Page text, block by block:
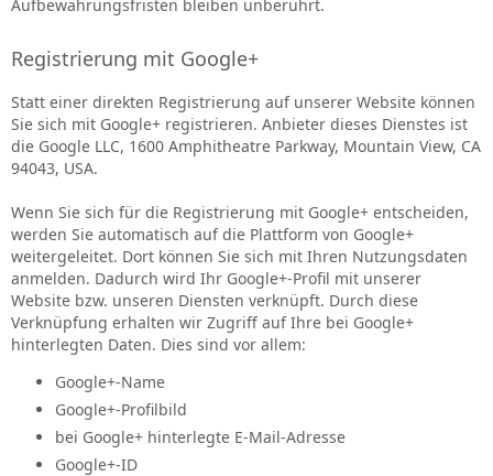
Aufbewahrungsfristen bleiben unberührt.
Registrierung mit Google+
Statt einer direkten Registrierung auf unserer Website können
Sie sich mit Google+ registrieren. Anbieter dieses Dienstes ist
die Google LLC, 1600 Amphitheatre Parkway, Mountain View, CA
94043, USA.
Wenn Sie sich für die Registrierung mit Google+ entscheiden,
werden Sie automatisch auf die Plattform von Google+
weitergeleitet. Dort können Sie sich mit Ihren Nutzungsdaten
anmelden. Dadurch wird Ihr Google+-Profil mit unserer
Website bzw. unseren Diensten verknüpft. Durch diese
Verknüpfung erhalten wir Zugriff auf Ihre bei Google+
hinterlegten Daten. Dies sind vor allem:
Google+-Name
Google+-Profilbild
bei Google+ hinterlegte E-Mail-Adresse
Google+-ID